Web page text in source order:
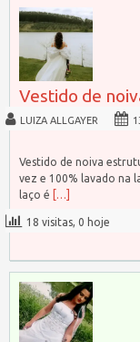
Vestido de
LUIZA ALLGAYER
Vestido de noiva
vez e 100% lavado na
laço é
[…]
18 visitas, 0 hoje